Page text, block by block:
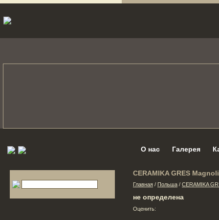
О нас Галерея
CERAMIKA GRES
Главная / Польша / CERAMIKA
не определена
Оценить: